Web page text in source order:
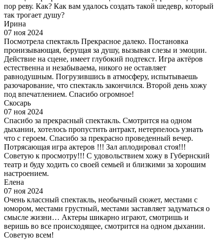
пор реву. Как? Как вам удалось создать такой шедевр, который
так трогает душу?
Ирина
07 ноя 2024
Посмотрела спектакль Прекрасное далеко. Постановка
пронизывающая, берущая за душу, вызывая слезы и эмоции.
Действие на сцене, имеет глубокий подтекст. Игра актёров
естественна и незабываема, никого не оставляет
равнодушным. Погрузившись в атмосферу, испытываешь
разочарование, что спектакль закончился. Второй день хожу
под впечатлением. Спасибо огромное!
Скосарь
07 ноя 2024
Спасибо за прекрасный спектакль. Смотрится на одном
дыхании, хотелось пропустить антракт, нетерпелось узнать
что с героем. Спасибо за прекрасно проведенный вечер.
Потрясающая игра актеров !!! Зал аплодировал стоя!!!
Советую к просмотру!!! С удовольствием хожу в Губернский
театр и буду ходить со своей семьей и близкими за хорошим
настроением.
Елена
07 ноя 2024
Очень классный спектакль, необычный сюжет, местами с
юмором, местами грустный, местами заставляет задуматься о
смысле жизни… Актеры шикарно играют, смотришь и
веришь во все происходящее, смотрится на одном дыхании.
Советую всем!